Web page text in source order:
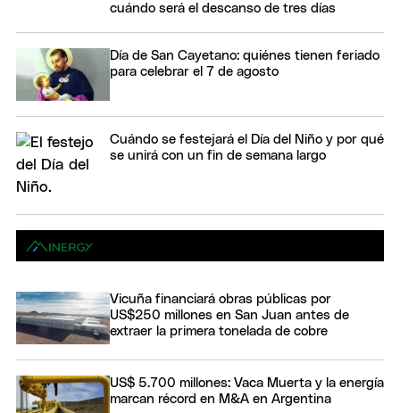
cuándo será el descanso de tres días
Día de San Cayetano: quiénes tienen feriado
para celebrar el 7 de agosto
Cuándo se festejará el Día del Niño y por qué
se unirá con un fin de semana largo
Vicuña financiará obras públicas por
US$250 millones en San Juan antes de
extraer la primera tonelada de cobre
US$ 5.700 millones: Vaca Muerta y la energía
marcan récord en M&A en Argentina